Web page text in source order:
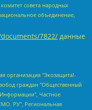
совета народных
объединение,
7822/ данные
ЛГБТ - сеть", Оленичев Максим Владимирович, Павлов Иван Юрьевич, Скворцова Елена Сергеевна, Общество с ограниченной ответственностью "Как бы инагент", Кочетков Игорь Викторович, Общество с ограниченной ответственностью "Честные выборы", Еланчик Олег Александрович, Общество с ограниченной ответственностью "Нобелевский призыв", Гималова Регина Эмилевна, Григорьев Андрей Валерьевич, Григорьева Алина Александровна, Ассоциация по содействию защите прав призывников, альтернативнослужащих и военнослужащих "Правозащитная группа "Гражданин.Армия.Право", Хисамова Регина Фаритовна, Автономная некоммерческая организация по реализации социально-правовых программ "Лилит", Дальневосточное общественное движение "Маяк", Санкт-Петербургская ЛГБТ-инициативная группа "Выход", Инициативная группа ЛГБТ+ "Реверс", Алексеев Андрей Викторович, Бекбулатова Таисия Львовна, Беляев Иван Михайлович, Владыкина Елена Сергеевна, Гельман Марат Александрович, Никульшина Вероника Юрьевна, Толоконникова Надежда Андреевна, Шендерович Виктор Анатольевич, Общество с ограниченной ответственностью "Данное сообщение", Общество с ограниченной ответственностью Издательский дом "Новая глава", Айнбиндер Александра Александровна, Московский комьюнити-центр для ЛГБТ+инициатив, Благотворительный фонд развития филантропии, Deutsche Welle (Германия, Kurt-Schumacher-Strasse 3, 53113 Bonn), Борзунова Мария Михайловна, Воробьев Виктор Викторович, Голубева Анна Львовна, Константинова Алла Михайловна, Малкова Ирина Владимировна, Мурадов Мурад Абдулгалимович, Осетинская Елизавета Николаевна, Понасенков Евгений Николаевич, Ганапольский Матвей Юрьевич, Киселев Евгений Алексеевич, Борухович Ирина Григорьевна, Дремин Иван Тимофеевич, Дубровский Дмитрий Викторович, Красноярская региональная общественная организация поддержки и развития альтернативных образовательных технологий и межкультурных коммуникаций "ИНТЕРРА", Маяковская Екатерина Алексеевна, Фейгин Марк Захарович, Филимонов Андрей Викторович, Дзугкоева Регина Николаевна, Доброхотов Роман Александрович, Дудь Юрий Александрович, Елкин Сергей Владимирович, Кругликов Кирилл Игоревич, Сабунаева Мария Леонидовна, Семенов Алексей Владимирович, Шаинян Карен Багратович, Шульман Екатерина Михайловна, Асафьев Артур Валерьевич, Вахштайн Виктор Семенович, Венедиктов Алексей Алексеевич, Лушникова Екатерина Евгеньевна, Волков Леонид Михайлович, Невзоров Александр Глебович, Пархоменко Сергей Борисович, Сироткин Ярослав Николаевич, Кара-Мурза Владимир Владимирович, Баранова Наталья Владимировна, Гозман Леонид Яковлевич, Кагарлицкий Борис Юльевич, Климарев Михаил Валерьевич, Милов Владимир Станиславович, Автономная некоммерческая организация Краснодарский центр современного искусства "Типография", Моргенштерн Алишер Тагирович, Соболь Любовь Эдуардовна, Общество с ограниченной ответственностью "ЛИЗА НОРМ", Каспаров Гарри Кимович, Ходорковский Михаил Борисович, Общество с ограниченной ответственностью "Апрельские тезисы", Данилович Ирина Брониславовна, Кашин Олег Владимирович, Петров Николай Владимирович, Пивоваров Алексей Владимирович, Соколов Михаил Владимирович, Цветкова Юлия Владимировна, Чичваркин Евгений Александрович, Комитет против пыток/Команда против пыток, Общество с ограниченной ответственностью "Первый научный", Общество с ограниченной ответственностью "Вертолет и ко", Белоцерковская Вероника Борисовна, Кац Максим Евгеньевич, Лазарева Татьяна Юрьевна, Шаведдинов Руслан Табризович, Яшин Илья Валерьевич, Общество с ограниченной ответственностью "Иноагент ААВ", Алешковский Дмитрий Петрович, Альбац Евгения Марковна, Быков Дмитрий Львович, Галямина Юлия Евгеньевна, Лойко Сергей Леонидович, Мартынов Кирилл Константинович, Медведев Сергей Александрович, Крашенинников Федор Геннадиевич, Гордеева Катерина Вл